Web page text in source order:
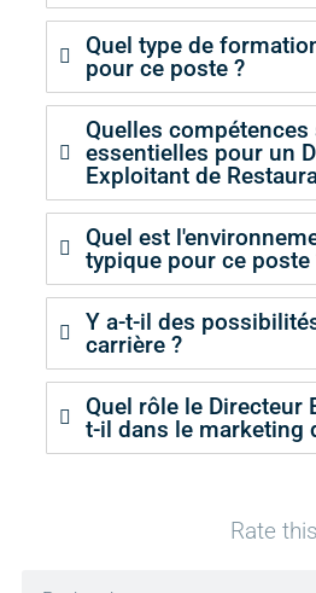
Quel type de
pour ce poste ?
Quelles compétences
essentielles pour un
Exploitant de
Quel est
typique pour ce poste
Y a-t-il des
carrière ?
Quel rôle le Directeur
t-il dans le marketing
Rate